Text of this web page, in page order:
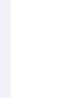
इंजन
करके)
अर्थ-
इसे